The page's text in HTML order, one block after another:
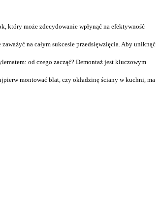
który może zdecydowanie wpłynąć na efektywność
na całym sukcesie przedsięwzięcia. Aby uniknąć
od czego zacząć? Demontaż jest kluczowym
montować blat, czy okładzinę ściany w kuchni, ma